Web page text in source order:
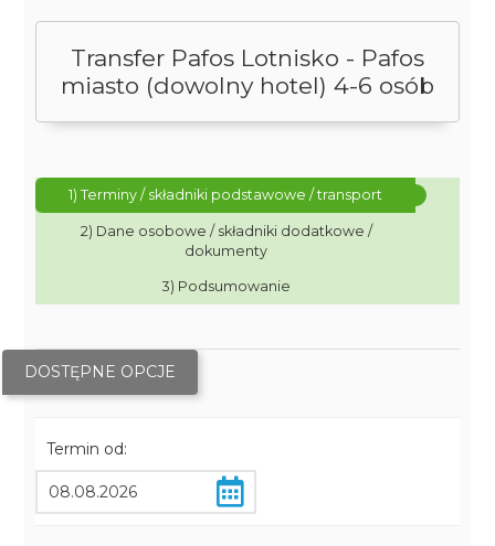
Transfer Pafos Lotnisko - Pafos
miasto (dowolny hotel) 4-6 osób
1) Terminy / składniki podstawowe / transport
2) Dane osobowe / składniki dodatkowe /
dokumenty
3) Podsumowanie
DOSTĘPNE OPCJE
Termin od: